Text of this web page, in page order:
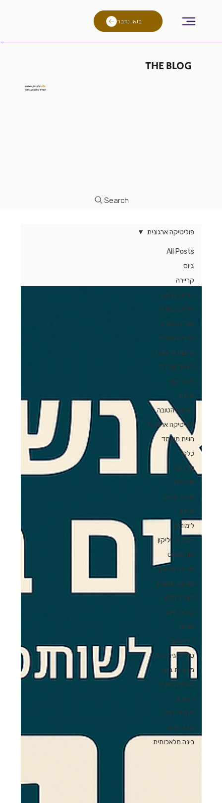
בואו נדבר
THE BLOG
בלוגעלגיוס, טאלנט
ועתידעולם העבודה
Search
All Posts
גיוס
קריירה
החיים עצמם
חיפוש עבודה
שוק העבודה
עבודה בעתיד
תרבות ארגונית
הצעת עבודה
ניהול זמן
מיתוג
האישה הטובה
פוליטיקה ארגונית
חווית מועמד
כללי
ספרים
סורסינג
מנהל מגייס
מיתון
לימודים
עמק הסיליקון
פודקאסט
עבודה מרחוק
צמיחה מואצת
פער תרבות
קורות חיים
שונות
רילוקיישן
טכנולוגית גיוס
מקורות גיוס
מונחה נתונים
ראיונות
תהליך גיוס
מדדי גיוס
בינה מלאכותית
פוליטיקה ארגונית